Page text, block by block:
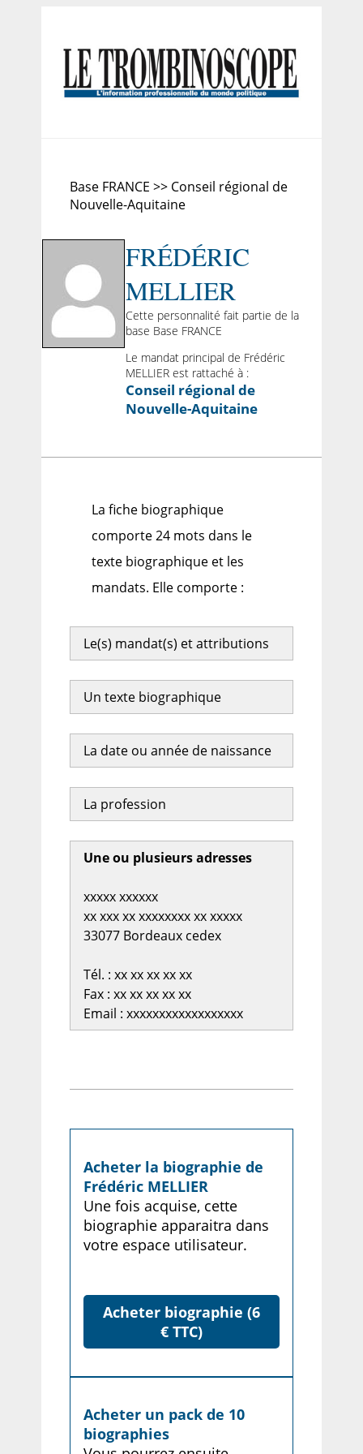
Base FRANCE >> Conseil régional de
Nouvelle-Aquitaine
FRÉDÉRIC
MELLIER
Cette personnalité fait partie de la
base Base FRANCE
Le mandat principal de Frédéric
MELLIER est rattaché à :
Conseil régional de
Nouvelle-Aquitaine
La fiche biographique
comporte 24 mots dans le
texte biographique et les
mandats. Elle comporte :
Le(s) mandat(s) et attributions
Un texte biographique
La date ou année de naissance
La profession
Une ou plusieurs adresses
xxxxx xxxxxx
xx xxx xx xxxxxxxx xx xxxxx
33077 Bordeaux cedex
Tél. : xx xx xx xx xx
Fax : xx xx xx xx xx
Email : xxxxxxxxxxxxxxxxxx
Acheter la biographie de
Frédéric MELLIER
Une fois acquise, cette
biographie apparaitra dans
votre espace utilisateur.
Acheter biographie (6
€ TTC)
Acheter un pack de 10
biographies